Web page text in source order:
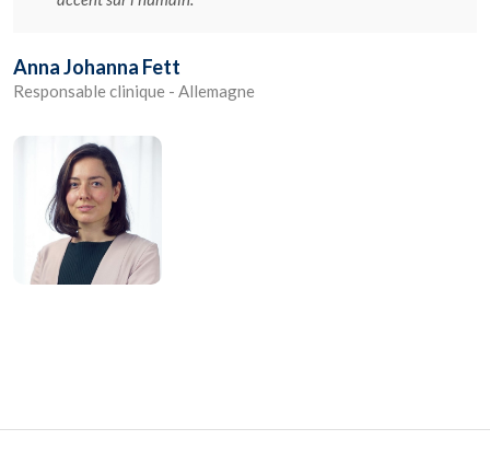
Anna Johanna Fett
Responsable clinique - Allemagne